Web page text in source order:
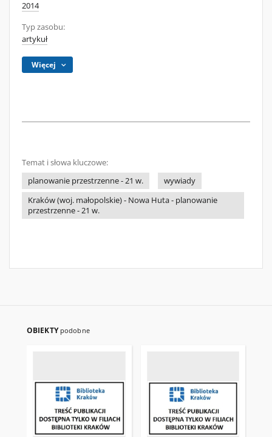
2014
Typ zasobu:
artykuł
Więcej
Temat i słowa kluczowe:
planowanie przestrzenne - 21 w.
wywiady
Kraków (woj. małopolskie) - Nowa Huta - planowanie
przestrzenne - 21 w.
OBIEKTY podobne